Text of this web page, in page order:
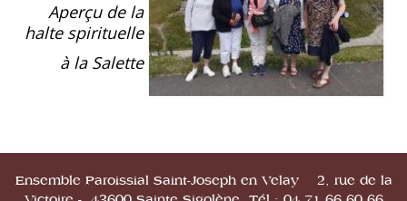
Aperçu de la
halte spirituelle
à la Salette
Ensemble Paroissial Saint-Joseph en Velay 2, rue de la